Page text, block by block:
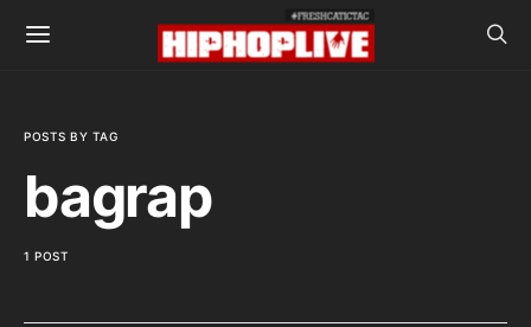
POSTS BY TAG
bagrap
1 POST